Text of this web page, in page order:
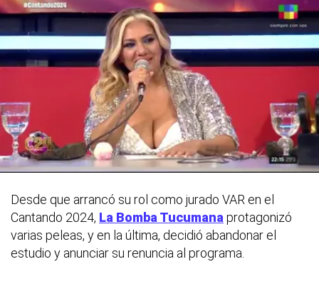
Desde que arrancó su rol como jurado VAR en el
Cantando 2024, La Bomba Tucumana protagonizó
varias peleas, y en la última, decidió abandonar el
estudio y anunciar su renuncia al programa.